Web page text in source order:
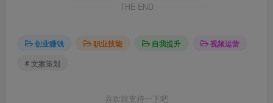
THE END
创业赚钱 职业技能 自我提升
视频运营
# 文案策划
喜欢就支持一下吧